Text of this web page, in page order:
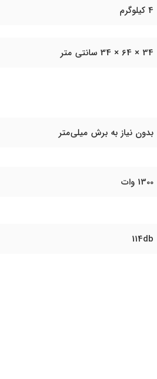
4 کیلوگرم
34 × 64 × 34 سانتی متر
بدون نیاز به برش میلی‌متر
1300 وات
114db